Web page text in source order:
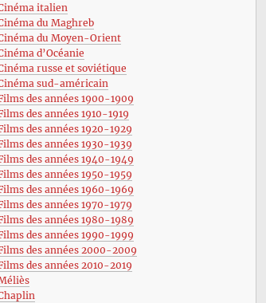
italien
du Maghreb
du Moyen-Orient
d’Océanie
russe et soviétique
sud-américain
des années 1900-1909
des années 1910-1919
des années 1920-1929
des années 1930-1939
des années 1940-1949
des années 1950-1959
des années 1960-1969
des années 1970-1979
des années 1980-1989
des années 1990-1999
des années 2000-2009
des années 2010-2019